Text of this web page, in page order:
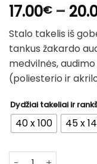
17.00€ –
Stalo takelis iš
tankus žakardo
medvilnės,
(poliesterio ir
Dydžiai takeliai ir
40 x 100 45 x
produkto kiekis: